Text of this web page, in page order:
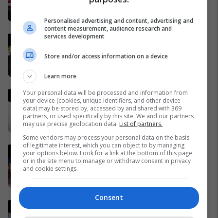
MINUTË PAS MINUTE
17/03/2026
I vrari në Podujevë ishte
Ishte besimtar i devotshëm,
Shefi i gjigantit të naftës: Nëse
lufta zgjat më shumë se
gjashtë muaj, të gjitha
ekonomitë botërore do të
vuajnë
22/03/2026
Çifti shqiptar siguron investim
prej 100 mijë euro në Gjermani
25/03/2026
kishte marrëveshje me
Personalised advertising and content, advertising and
content measurement, audience research and
services development
Store and/or access information on a device
Learn more
Your personal data will be processed and information from
your device (cookies, unique identifiers, and other device
data) may be stored by, accessed by and shared with 369
partners, or used specifically by this site. We and our partners
may use precise geolocation data. List of partners.
Some vendors may process your personal data on the basis
of legitimate interest, which you can object to by managing
your options below. Look for a link at the bottom of this page
or in the site menu to manage or withdraw consent in privacy
and cookie settings.
Consent